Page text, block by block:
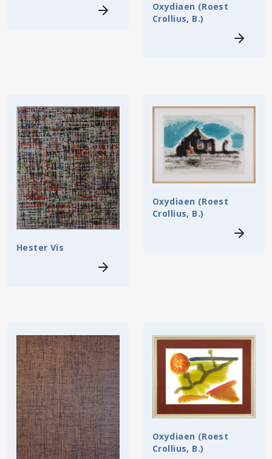
Oxydiaen (Roest
Crollius, B.)
Hester Vis
Oxydiaen (Roest
Crollius, B.)
Oxydiaen (Roest
Crollius, B.)